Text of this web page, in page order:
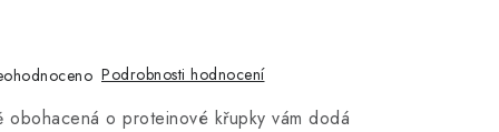
Podrobnosti hodnocení
obohacená o proteinové křupky vám dodá